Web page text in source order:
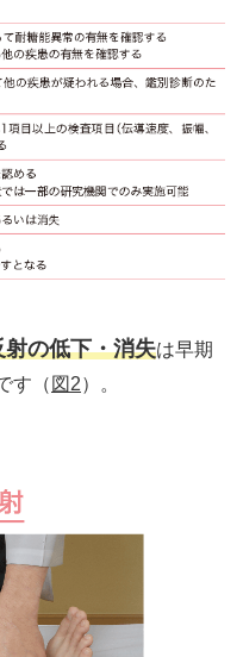
の低下・消失は早期
す（ 図2）。